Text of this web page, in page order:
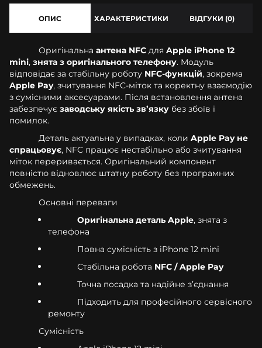
ОПИС ХАРАКТЕРИСТИКИ ВІДГУКИ (0)
Оригінальна антена NFC для Apple iPhone 12
mini, знята з оригінального телефону. Модуль
відповідає за стабільну роботу NFC-функцій, зокрема
Apple Pay, зчитування NFC-міток та коректну взаємодію
з сумісними аксесуарами. Після встановлення антена
забезпечує заводську якість зв’язку без збоїв і
помилок.
Деталь актуальна у випадках, коли Apple Pay не
спрацьовує, NFC працює нестабільно або зчитування
міток переривається. Оригінальний компонент
повністю відновлює штатну роботу без програмних
обмежень.
Основні переваги
Оригінальна деталь Apple, знята з
телефона
Повна сумісність з iPhone 12 mini
Стабільна робота NFC / Apple Pay
Точна посадка та надійне з’єднання
Підходить для професійного сервісного
ремонту
Сумісність